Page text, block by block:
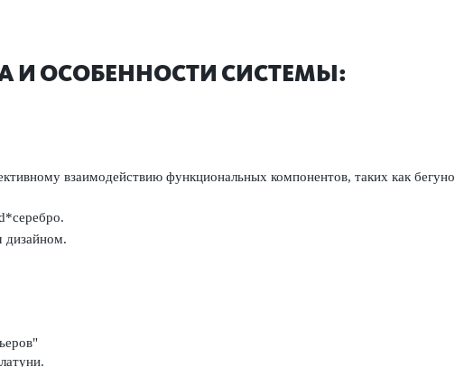
И ОСОБЕННОСТИ СИСТЕМЫ:
взаимодействию функциональных компонентов, таких как
дизайном.